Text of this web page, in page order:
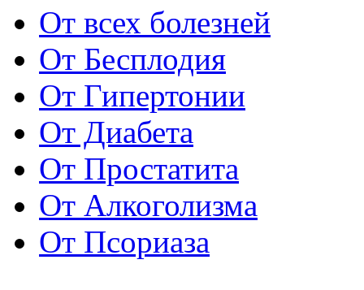
От всех болезней
От Бесплодия
От Гипертонии
От Диабета
От Простатита
От Алкоголизма
От Псориаза